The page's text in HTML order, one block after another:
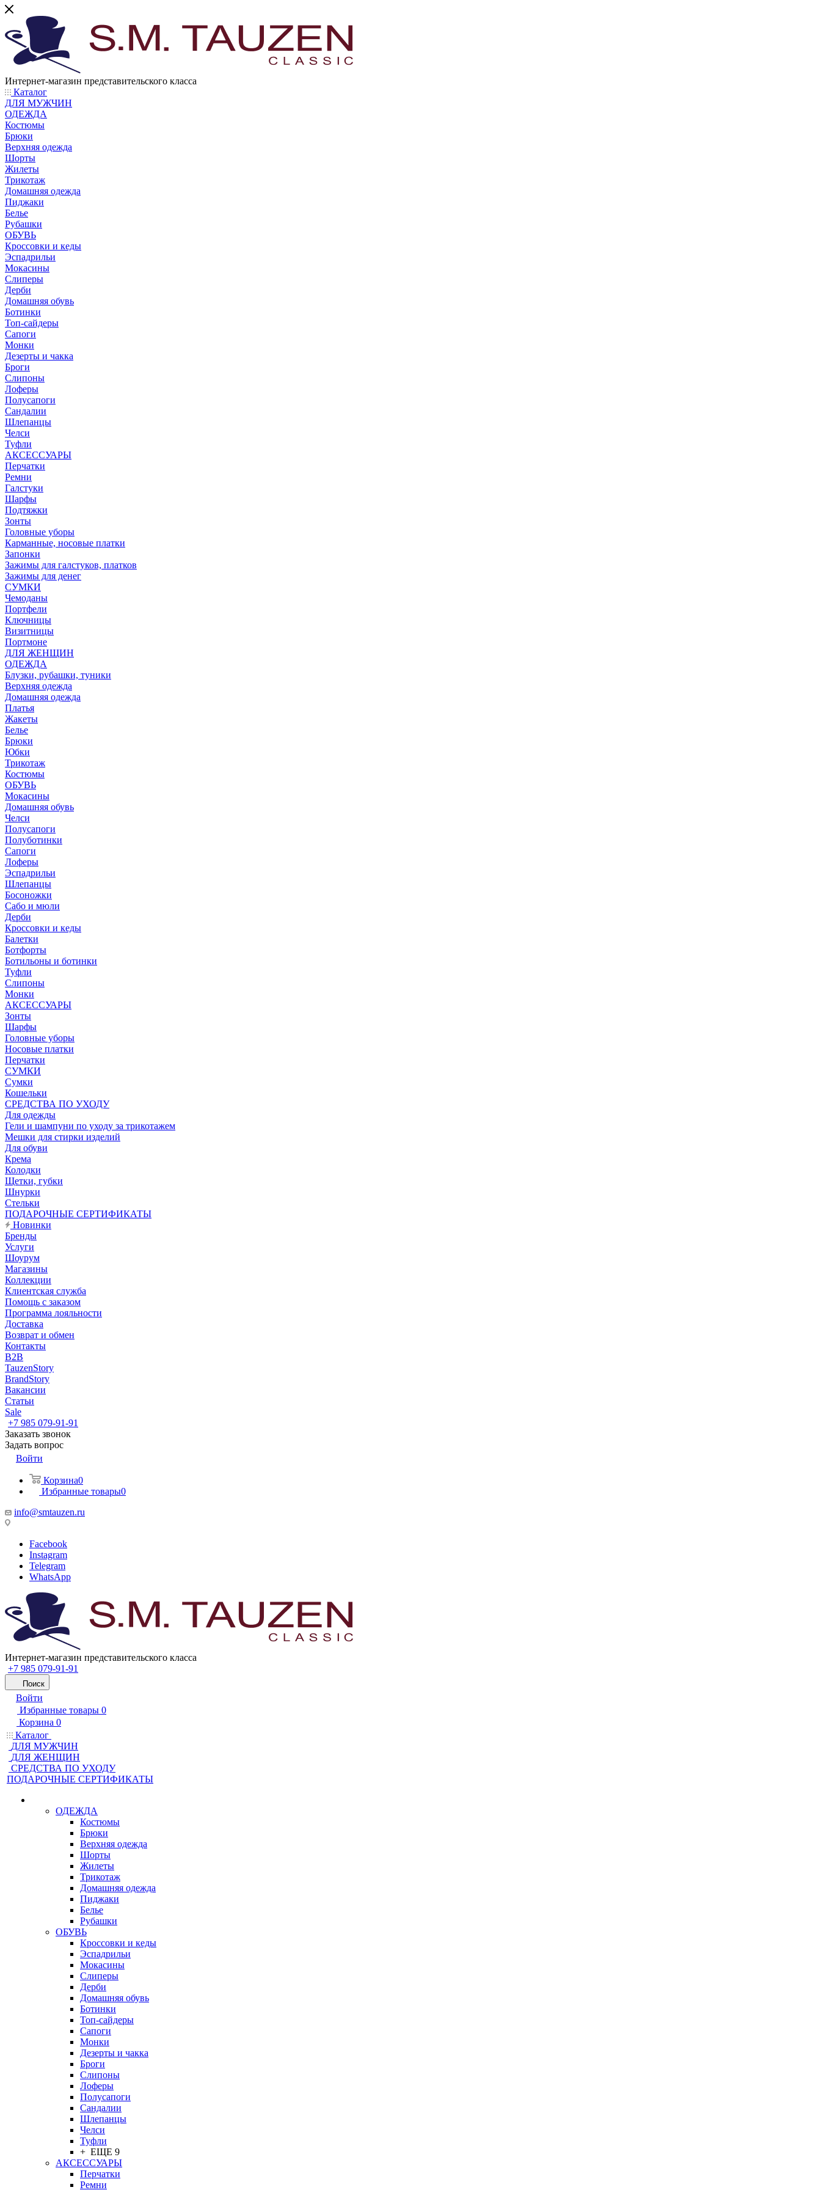
Интернет-магазин представительского класса
Каталог
ДЛЯ МУЖЧИН
ОДЕЖДА
Костюмы
Брюки
Верхняя одежда
Шорты
Жилеты
Трикотаж
Домашняя одежда
Пиджаки
Белье
Рубашки
ОБУВЬ
Кроссовки и кеды
Эспадрильи
Мокасины
Слиперы
Дерби
Домашняя обувь
Ботинки
Топ-сайдеры
Сапоги
Монки
Дезерты и чакка
Броги
Слипоны
Лоферы
Полусапоги
Сандалии
Шлепанцы
Челси
Туфли
АКСЕССУАРЫ
Перчатки
Ремни
Галстуки
Шарфы
Подтяжки
Зонты
Головные уборы
Карманные, носовые платки
Запонки
Зажимы для галстуков, платков
Зажимы для денег
СУМКИ
Чемоданы
Портфели
Ключницы
Визитницы
Портмоне
ДЛЯ ЖЕНЩИН
ОДЕЖДА
Блузки, рубашки, туники
Верхняя одежда
Домашняя одежда
Платья
Жакеты
Белье
Брюки
Юбки
Трикотаж
Костюмы
ОБУВЬ
Мокасины
Домашняя обувь
Челси
Полусапоги
Полуботинки
Сапоги
Лоферы
Эспадрильи
Шлепанцы
Босоножки
Сабо и мюли
Дерби
Кроссовки и кеды
Балетки
Ботфорты
Ботильоны и ботинки
Туфли
Слипоны
Монки
АКСЕССУАРЫ
Зонты
Шарфы
Головные уборы
Носовые платки
Перчатки
СУМКИ
Сумки
Кошельки
CРЕДСТВА ПО УХОДУ
Для одежды
Гели и шампуни по уходу за трикотажем
Мешки для стирки изделий
Для обуви
Крема
Колодки
Щетки, губки
Шнурки
Стельки
ПОДАРОЧНЫЕ СЕРТИФИКАТЫ
Новинки
Бренды
Услуги
Шоурум
Магазины
Коллекции
Клиентская служба
Помощь с заказом
Программа лояльности
Доставка
Возврат и обмен
Контакты
B2B
TauzenStory
BrandStory
Вакансии
Статьи
Sale
+7 985 079-91-91
Заказать звонок
Задать вопрос
Войти
Корзина0
Избранные товары0
info@smtauzen.ru
Facebook
Instagram
Telegram
WhatsApp
Интернет-магазин представительского класса
+7 985 079-91-91
Поиск
Войти
Избранные товары 0
Корзина 0
Каталог
ДЛЯ МУЖЧИН
ДЛЯ ЖЕНЩИН
CРЕДСТВА ПО УХОДУ
ПОДАРОЧНЫЕ СЕРТИФИКАТЫ
ОДЕЖДА
Костюмы
Брюки
Верхняя одежда
Шорты
Жилеты
Трикотаж
Домашняя одежда
Пиджаки
Белье
Рубашки
ОБУВЬ
Кроссовки и кеды
Эспадрильи
Мокасины
Слиперы
Дерби
Домашняя обувь
Ботинки
Топ-сайдеры
Сапоги
Монки
Дезерты и чакка
Броги
Слипоны
Лоферы
Полусапоги
Сандалии
Шлепанцы
Челси
Туфли
+ ЕЩЕ 9
АКСЕССУАРЫ
Перчатки
Ремни